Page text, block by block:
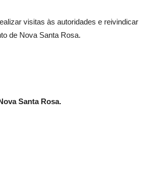
visitas às autoridades e reivindicar
de Nova Santa Rosa.
Santa Rosa.